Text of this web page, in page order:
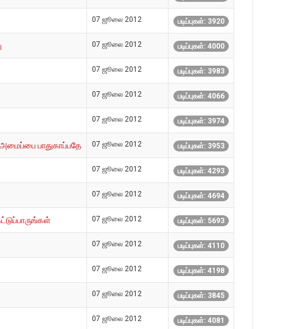
07 ஜூலை 2012 படிப்புகள்: 3920
07 ஜூலை 2012 படிப்புகள்: 4000
07 ஜூலை 2012 படிப்புகள்: 3983
07 ஜூலை 2012 படிப்புகள்: 4066
07 ஜூலை 2012 படிப்புகள்: 3974
பாதுகாப்பதே 07 ஜூலை 2012 படிப்புகள்: 3953
07 ஜூலை 2012 படிப்புகள்: 4293
07 ஜூலை 2012 படிப்புகள்: 4694
07 ஜூலை 2012 படிப்புகள்: 5693
07 ஜூலை 2012 படிப்புகள்: 4110
07 ஜூலை 2012 படிப்புகள்: 4198
07 ஜூலை 2012 படிப்புகள்: 3845
07 ஜூலை 2012 படிப்புகள்: 4081